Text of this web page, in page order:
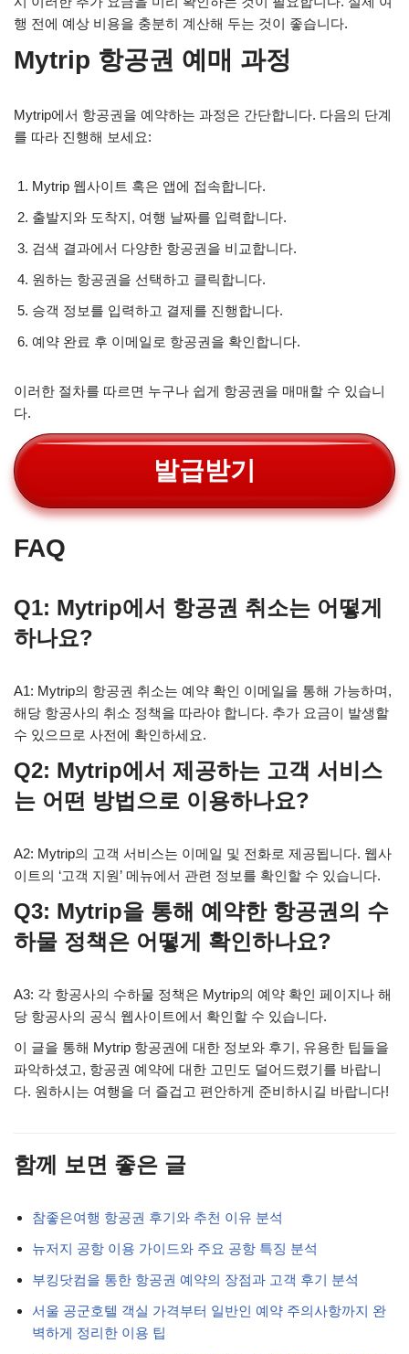
행 전에 예상 비용을 충분히 계산해 두는 것이 좋습니다.
Mytrip 항공권 예매 과정
Mytrip에서 항공권을 예약하는 과정은 간단합니다. 다음의 단계
를 따라 진행해 보세요:
Mytrip 웹사이트 혹은 앱에 접속합니다.
출발지와 도착지, 여행 날짜를 입력합니다.
검색 결과에서 다양한 항공권을 비교합니다.
원하는 항공권을 선택하고 클릭합니다.
승객 정보를 입력하고 결제를 진행합니다.
예약 완료 후 이메일로 항공권을 확인합니다.
이러한 절차를 따르면 누구나 쉽게 항공권을 매매할 수 있습니
다.
발급받기
FAQ
Q1: Mytrip에서 항공권 취소는 어떻게
하나요?
A1: Mytrip의 항공권 취소는 예약 확인 이메일을 통해 가능하며,
해당 항공사의 취소 정책을 따라야 합니다. 추가 요금이 발생할
수 있으므로 사전에 확인하세요.
Q2: Mytrip에서 제공하는 고객 서비스
는 어떤 방법으로 이용하나요?
A2: Mytrip의 고객 서비스는 이메일 및 전화로 제공됩니다. 웹사
이트의 ‘고객 지원’ 메뉴에서 관련 정보를 확인할 수 있습니다.
Q3: Mytrip을 통해 예약한 항공권의 수
하물 정책은 어떻게 확인하나요?
A3: 각 항공사의 수하물 정책은 Mytrip의 예약 확인 페이지나 해
당 항공사의 공식 웹사이트에서 확인할 수 있습니다.
이 글을 통해 Mytrip 항공권에 대한 정보와 후기, 유용한 팁들을
파악하셨고, 항공권 예약에 대한 고민도 덜어드렸기를 바랍니
다. 원하시는 여행을 더 즐겁고 편안하게 준비하시길 바랍니다!
함께 보면 좋은 글
참좋은여행 항공권 후기와 추천 이유 분석
뉴저지 공항 이용 가이드와 주요 공항 특징 분석
부킹닷컴을 통한 항공권 예약의 장점과 고객 후기 분석
서울 공군호텔 객실 가격부터 일반인 예약 주의사항까지 완
벽하게 정리한 이용 팁